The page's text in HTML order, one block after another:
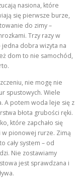
nasiona, które
się pierwsze burze,
do zimy –
Trzy razy w
dobra wizyta na
dom to nie samochód,
nie mogę nie
spustowych. Wiele
A potem woda leje się z
błota grubości ręki.
które zapchało się
w pionowej rurze. Zimą
cały system – od
Nie zostawiamy
jest sprawdzana i